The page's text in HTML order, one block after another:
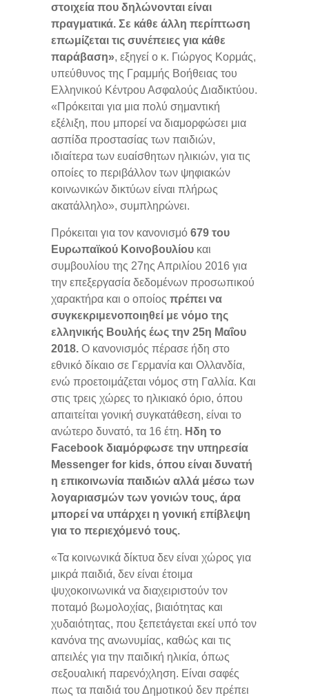
στοιχεία που δηλώνονται είναι
πραγματικά. Σε κάθε άλλη περίπτωση
επωμίζεται τις συνέπειες για κάθε
παράβαση», εξηγεί ο κ. Γιώργος Κορμάς,
υπεύθυνος της Γραμμής Βοήθειας του
Ελληνικού Κέντρου Ασφαλούς Διαδικτύου.
«Πρόκειται για μια πολύ σημαντική
εξέλιξη, που μπορεί να διαμορφώσει μια
ασπίδα προστασίας των παιδιών,
ιδιαίτερα των ευαίσθητων ηλικιών, για τις
οποίες το περιβάλλον των ψηφιακών
κοινωνικών δικτύων είναι πλήρως
ακατάλληλο», συμπληρώνει.
Πρόκειται για τον κανονισμό 679 του
Ευρωπαϊκού Κοινοβουλίου και
συμβουλίου της 27ης Απριλίου 2016 για
την επεξεργασία δεδομένων προσωπικού
χαρακτήρα και ο οποίος πρέπει να
συγκεκριμενοποιηθεί με νόμο της
ελληνικής Βουλής έως την 25η Μαΐου
2018. Ο κανονισμός πέρασε ήδη στο
εθνικό δίκαιο σε Γερμανία και Ολλανδία,
ενώ προετοιμάζεται νόμος στη Γαλλία. Και
στις τρεις χώρες το ηλικιακό όριο, όπου
απαιτείται γονική συγκατάθεση, είναι το
ανώτερο δυνατό, τα 16 έτη. Ηδη το
Facebook διαμόρφωσε την υπηρεσία
Messenger for kids, όπου είναι δυνατή
η επικοινωνία παιδιών αλλά μέσω των
λογαριασμών των γονιών τους, άρα
μπορεί να υπάρχει η γονική επίβλεψη
για το περιεχόμενό τους.
«Τα κοινωνικά δίκτυα δεν είναι χώρος για
μικρά παιδιά, δεν είναι έτοιμα
ψυχοκοινωνικά να διαχειριστούν τον
ποταμό βωμολοχίας, βιαιότητας και
χυδαιότητας, που ξεπετάγεται εκεί υπό τον
κανόνα της ανωνυμίας, καθώς και τις
απειλές για την παιδική ηλικία, όπως
σεξουαλική παρενόχληση. Είναι σαφές
πως τα παιδιά του Δημοτικού δεν πρέπει